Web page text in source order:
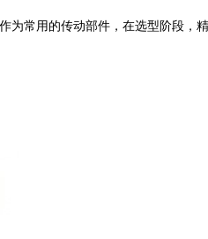
常用的传动部件，在选型阶段，